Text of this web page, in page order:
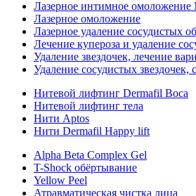
Лазерное интимное омоложение
Лазерное омоложение
Лазерное удаление сосудистых
Лечение купероза и удаление
Удаление звездочек, лечение
Удаление сосудистых звездочек,
Нитевой лифтинг Dermafil Boca
Нитевой лифтинг тела
Нити Aptos
Нити Dermafil Happy lift
Alpha Beta Complex Gel
T-Shock обёртывание
Yellow Peel
Атравматическая чистка лица